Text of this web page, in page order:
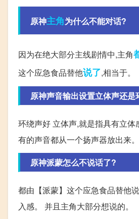
原神主角为什么不能对话?
因为在绝大部分主线剧情中,主角
这个应急食品替他说了,相当于。
原神声音输出设置立体声还是
环绕声好 立体声,就是指具有立
有的声音都从一个扬声器放出来。
原神派蒙怎么不说话了?
都由【派蒙】这个应急食品替他
入感。 并且主角大部分想说的。